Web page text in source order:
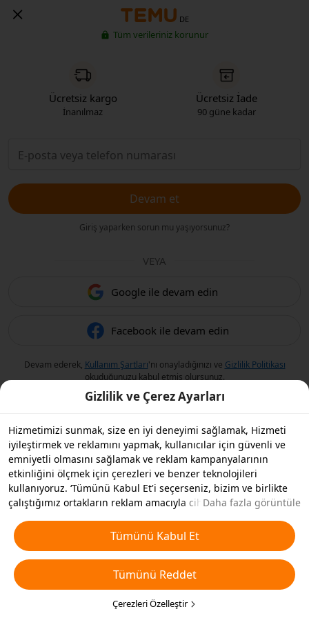
DE
Tüm verileriniz korunur
Ücretsiz kargo
İnanılmaz
Ücretsiz İade
90 güne kadar
Devam et
Giriş yaparken sorun mu yaşıyorsunuz?
VEYA
Google ile devam edin
Facebook ile devam edin
Devam ederek, Kullanım Şartları'nı onayladığınızı ve Gizlilik Politikası
okuduğunuzu kabul etmiş olursunuz.
Gizlilik ve Çerez Ayarları
Hizmetimizi sunmak, size en iyi deneyimi sağlamak, Hizmeti
iyileştirmek ve reklamını yapmak, kullanıcılar için güvenli ve
emniyetli olmasını sağlamak ve reklam kampanyalarının
etkinliğini ölçmek için çerezleri ve benzer teknolojileri
kullanıyoruz. ‘Tümünü Kabul Et'i seçerseniz, bizim ve birlikte
çalıştığımız ortakların reklam amacıyla cihazınızda çerezleri ve
Ayrıca, temel olmayan çerezlerin ’Tümünü Reddedebilir' veya
aşağıdaki ’Çerezleri Özelleştir'i tıklayarak veya gizlilik
ayarlarınızda istediğiniz zaman hangi çerez türlerini kabul
etmek veya devre dışı bırakmak istediğinizi seçebilirsiniz. Daha
fazla detay içinÇerezler ve Benzer Teknolojiler Politikamıza
Daha fazla görüntüle
Tümünü Kabul Et
Tümünü Reddet
Çerezleri Özelleştir